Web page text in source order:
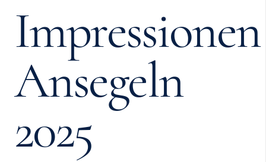
Impressionen
Ansegeln
2025